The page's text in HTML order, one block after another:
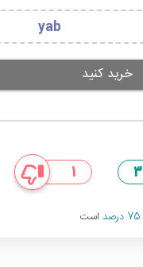
yab
خرید کنید
3
1
75 درصد است